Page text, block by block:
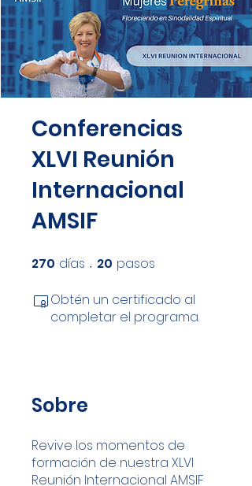
Conferencias
XLVI Reunión
Internacional
AMSIF
270 días 270 días
20 pasos
Obtén un certificado al
completar el programa.
Sobre
Revive los momentos de
formación de nuestra XLVI
Reunión Internacional AMSIF